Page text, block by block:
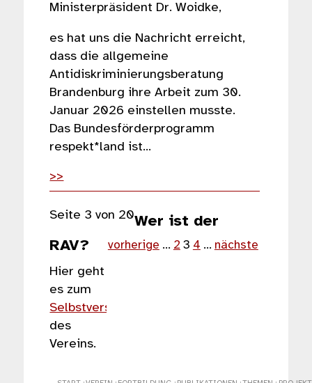
Ministerpräsident Dr. Woidke,
es hat uns die Nachricht erreicht,
dass die allgemeine
Antidiskriminierungsberatung
Brandenburg ihre Arbeit zum 30.
Januar 2026 einstellen musste.
Das Bundesförderprogramm
respekt*land ist…
>>
Seite 3 von 20
vorherige … 2 3 4 … nächste
Wer ist der
RAV?
Hier geht
es zum
Selbstverständnis
des
Vereins.